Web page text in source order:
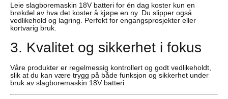
Leie slagboremaskin 18V batteri for én dag koster kun en
brøkdel av hva det koster å kjøpe en ny. Du slipper også
vedlikehold og lagring. Perfekt for engangsprosjekter eller
kortvarig bruk.
3. Kvalitet og sikkerhet i fokus
Våre produkter er regelmessig kontrollert og godt vedlikeholdt,
slik at du kan være trygg på både funksjon og sikkerhet under
bruk av slagboremaskin 18V batteri.